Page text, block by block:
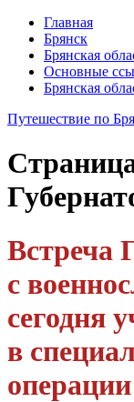
Главная
Брянск
Брянская
Основные
Брянская
Путешествие по
Встреча
с
сегодня
в
операции